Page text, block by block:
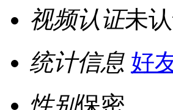
视频认证未
统计信息 好
性别保密